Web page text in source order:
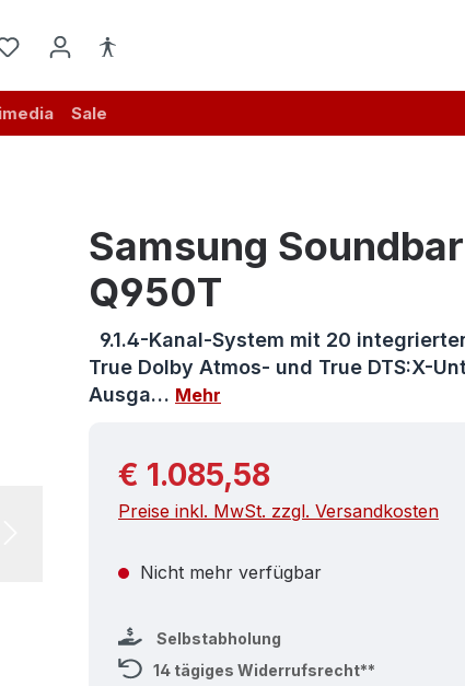
Sale
Samsung
Q950T
9.1.4-Kanal-System mit 20
True Dolby Atmos- und True DTS:X-
Ausga… Mehr
Regulärer Preis:
€ 1.085,58
Preise inkl. MwSt. zzgl. Versandkosten
Nicht mehr verfügbar
Selbstabholung
14 tägiges Widerrufsrecht**